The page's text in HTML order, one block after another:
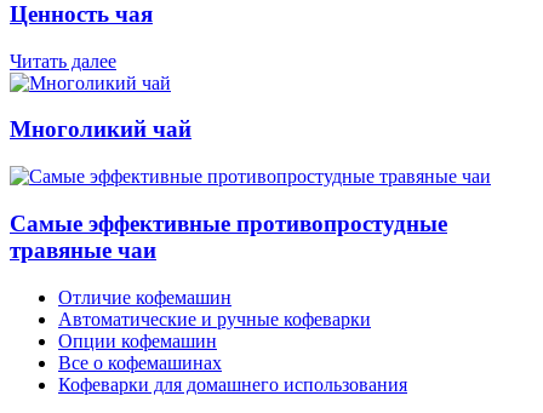
Ценность чая
Читать далее
Многоликий чай
Самые эффективные противопростудные
травяные чаи
Отличие кофемашин
Автоматические и ручные кофеварки
Опции кофемашин
Все о кофемашинах
Кофеварки для домашнего использования